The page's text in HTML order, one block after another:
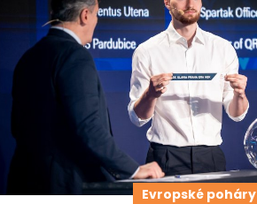
Evropské poháry